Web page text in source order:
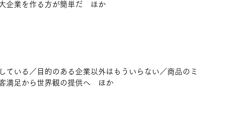
企業を作る方が簡単だ　ほか
いる／目的のある企業以外はもういらない／商品のミ
満足から世界観の提供へ　ほか